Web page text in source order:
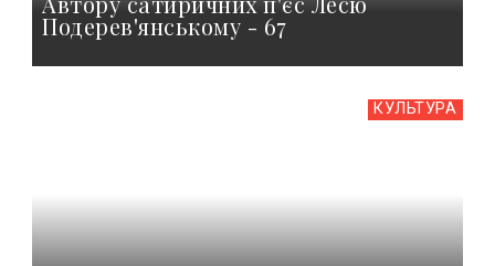
Подерев'янському - 67
КУЛЬТУРА